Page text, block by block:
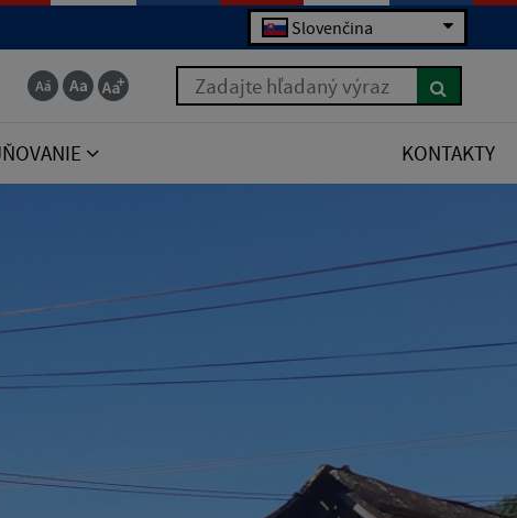
Slovenčina
Zadajte hľadaný výraz
KONTAKTY